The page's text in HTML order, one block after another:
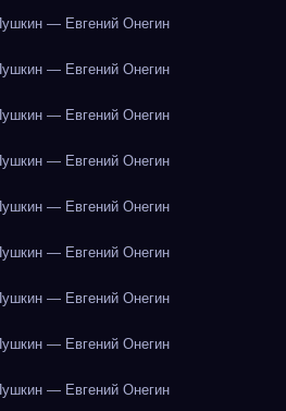
— Евгений Онегин
— Евгений Онегин
— Евгений Онегин
— Евгений Онегин
— Евгений Онегин
— Евгений Онегин
— Евгений Онегин
— Евгений Онегин
— Евгений Онегин